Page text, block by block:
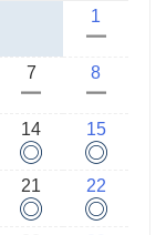
1
ー
7
ー
8
ー
14
◎
15
◎
21
◎
22
◎